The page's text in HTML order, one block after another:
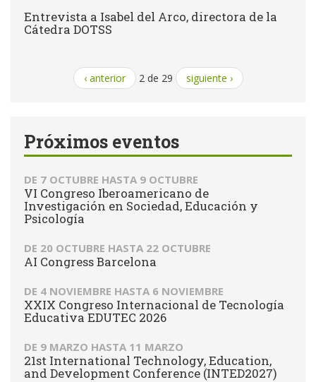
Entrevista a Isabel del Arco, directora de la
Cátedra DOTSS
‹ anterior 2 de 29 siguiente ›
Próximos eventos
DE 7 OCTUBRE HASTA 9 OCTUBRE
VI Congreso Iberoamericano de
Investigación en Sociedad, Educación y
Psicología
DE 20 OCTUBRE HASTA 22 OCTUBRE
AI Congress Barcelona
DE 4 NOVIEMBRE HASTA 6 NOVIEMBRE
XXIX Congreso Internacional de Tecnología
Educativa EDUTEC 2026
DE 9 MARZO HASTA 11 MARZO
21st International Technology, Education,
and Development Conference (INTED2027)